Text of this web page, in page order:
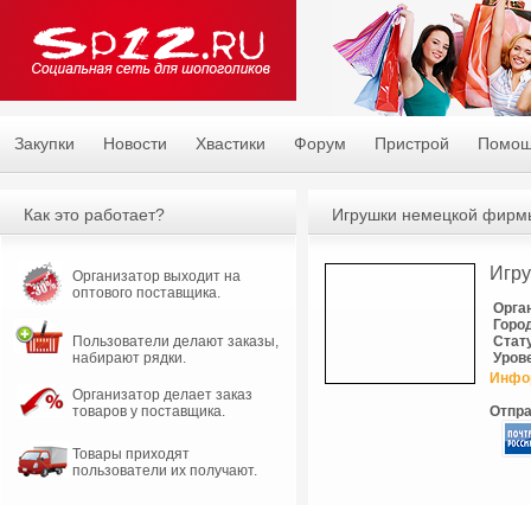
Закупки Новости Хвастики Форум Пристрой
Игрушки немецкой
Как это работает?
Организатор выходит на
оптового поставщика.
Пользователи делают заказы,
набирают рядки.
Организатор делает заказ
товаров у поставщика.
Товары приходят
пользователи их получают.